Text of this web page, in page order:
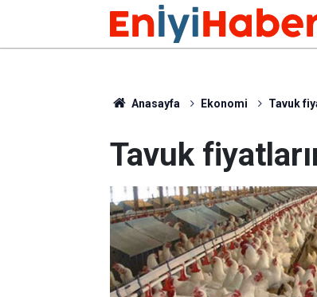
Anasayfa Ekonomi Tavuk
Tavuk